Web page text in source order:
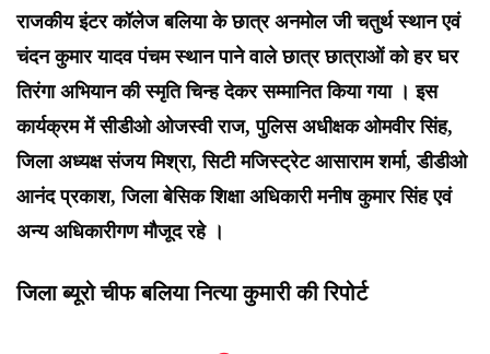
राजकीय इंटर कॉलेज बलिया के छात्र अनमोल जी चतुर्थ स्थान एवं
चंदन कुमार यादव पंचम स्थान पाने वाले छात्र छात्राओं को हर घर
तिरंगा अभियान की स्मृति चिन्ह देकर सम्मानित किया गया । इस
कार्यक्रम में सीडीओ ओजस्वी राज, पुलिस अधीक्षक ओमवीर सिंह,
जिला अध्यक्ष संजय मिश्रा, सिटी मजिस्ट्रेट आसाराम शर्मा, डीडीओ
आनंद प्रकाश, जिला बेसिक शिक्षा अधिकारी मनीष कुमार सिंह एवं
अन्य अधिकारीगण मौजूद रहे ।
जिला ब्यूरो चीफ बलिया नित्या कुमारी की रिपोर्ट